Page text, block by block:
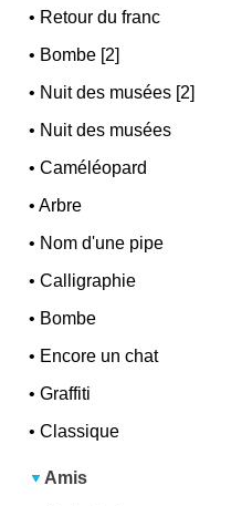
• Retour du franc
• Bombe [2]
• Nuit des musées [2]
• Nuit des musées
•Caméléopard
•Arbre
• Nom d'une pipe
•Calligraphie
• Bombe
• Encore un chat
•Graffiti
•Classique
Amis